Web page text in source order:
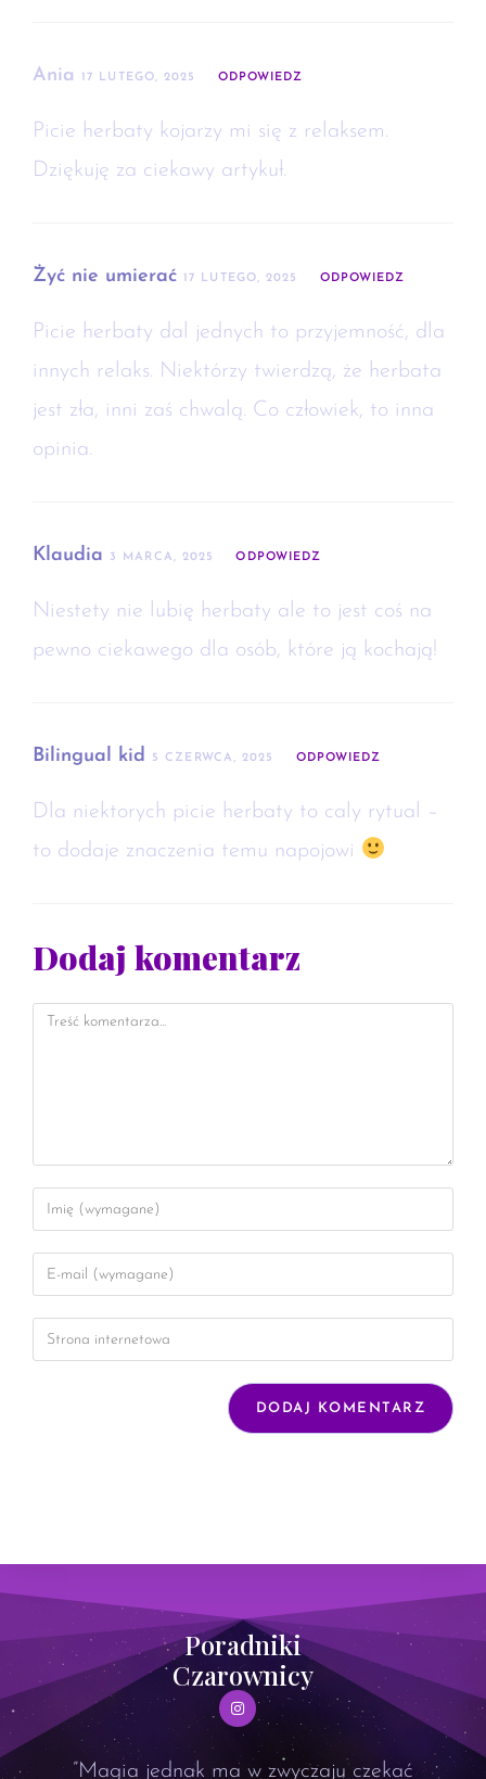
Ania 17 LUTEGO, 2025 ODPOWIEDZ
Picie herbaty kojarzy mi się z relaksem.
Dziękuję za ciekawy artykuł.
Żyć nie umierać 17 LUTEGO, 2025 ODPOWIEDZ
Picie herbaty dal jednych to przyjemność, dla
innych relaks. Niektórzy twierdzą, że herbata
jest zła, inni zaś chwalą. Co człowiek, to inna
opinia.
Klaudia 3 MARCA, 2025 ODPOWIEDZ
Niestety nie lubię herbaty ale to jest coś na
pewno ciekawego dla osób, które ją kochają!
Bilingual kid 5 CZERWCA, 2025 ODPOWIEDZ
Dla niektorych picie herbaty to caly rytual –
to dodaje znaczenia temu napojowi
Dodaj komentarz
Poradniki
Czarownicy
”Magia jednak ma w zwyczaju czekać